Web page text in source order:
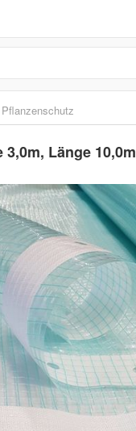
Pflanzenschutz
Länge 10,0m